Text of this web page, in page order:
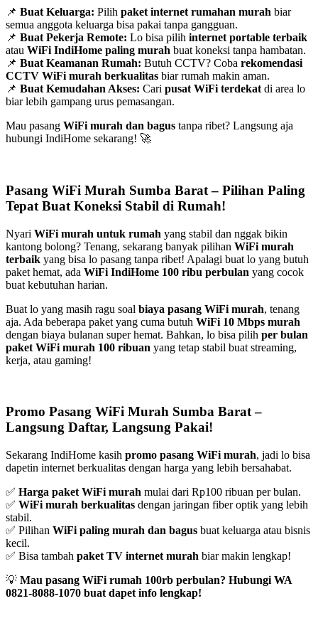
📌 Buat Keluarga: Pilih paket internet rumahan murah biar
semua anggota keluarga bisa pakai tanpa gangguan.
📌 Buat Pekerja Remote: Lo bisa pilih internet portable terbaik
atau WiFi IndiHome paling murah buat koneksi tanpa hambatan.
📌 Buat Keamanan Rumah: Butuh CCTV? Coba rekomendasi
CCTV WiFi murah berkualitas biar rumah makin aman.
📌 Buat Kemudahan Akses: Cari pusat WiFi terdekat di area lo
biar lebih gampang urus pemasangan.
Mau pasang WiFi murah dan bagus tanpa ribet? Langsung aja
hubungi IndiHome sekarang! 🚀
Pasang WiFi Murah Sumba Barat – Pilihan Paling
Tepat Buat Koneksi Stabil di Rumah!
Nyari WiFi murah untuk rumah yang stabil dan nggak bikin
kantong bolong? Tenang, sekarang banyak pilihan WiFi murah
terbaik yang bisa lo pasang tanpa ribet! Apalagi buat lo yang butuh
paket hemat, ada WiFi IndiHome 100 ribu perbulan yang cocok
buat kebutuhan harian.
Buat lo yang masih ragu soal biaya pasang WiFi murah, tenang
aja. Ada beberapa paket yang cuma butuh WiFi 10 Mbps murah
dengan biaya bulanan super hemat. Bahkan, lo bisa pilih per bulan
paket WiFi murah 100 ribuan yang tetap stabil buat streaming,
kerja, atau gaming!
Promo Pasang WiFi Murah Sumba Barat –
Langsung Daftar, Langsung Pakai!
Sekarang IndiHome kasih promo pasang WiFi murah, jadi lo bisa
dapetin internet berkualitas dengan harga yang lebih bersahabat.
✅ Harga paket WiFi murah mulai dari Rp100 ribuan per bulan.
✅ WiFi murah berkualitas dengan jaringan fiber optik yang lebih
stabil.
✅ Pilihan WiFi paling murah dan bagus buat keluarga atau bisnis
kecil.
✅ Bisa tambah paket TV internet murah biar makin lengkap!
💡 Mau pasang WiFi rumah 100rb perbulan? Hubungi WA
0821-8088-1070 buat dapet info lengkap!